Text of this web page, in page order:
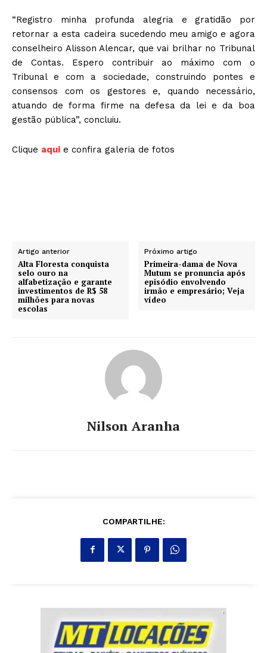
“Registro minha profunda alegria e gratidão por
retornar a esta cadeira sucedendo meu amigo e agora
conselheiro Alisson Alencar, que vai brilhar no Tribunal
de Contas. Espero contribuir ao máximo com o
Tribunal e com a sociedade, construindo pontes e
consensos com os gestores e, quando necessário,
atuando de forma firme na defesa da lei e da boa
gestão pública”, concluiu.
Clique aqui e confira galeria de fotos
Artigo anterior
Alta Floresta conquista
selo ouro na
alfabetização e garante
investimentos de R$ 58
milhões para novas
escolas
Próximo artigo
Primeira-dama de Nova
Mutum se pronuncia após
episódio envolvendo
irmão e empresário; Veja
vídeo
Nilson Aranha
COMPARTILHE: